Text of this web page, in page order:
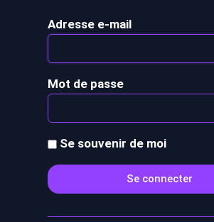
Adresse e-mail
Mot de passe
Se souvenir de moi